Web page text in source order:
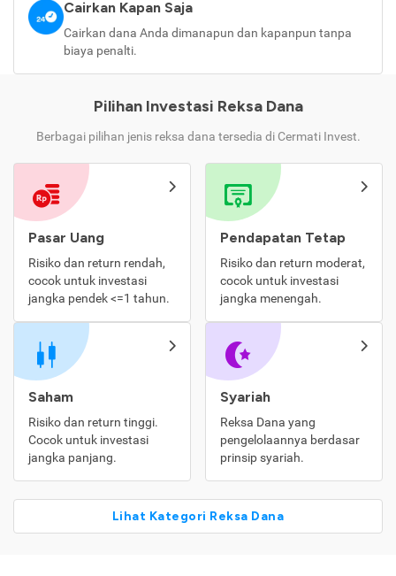
Cairkan Kapan Saja
Cairkan dana Anda dimanapun dan kapanpun tanpa
biaya penalti.
Pilihan Investasi Reksa Dana
Berbagai pilihan jenis reksa dana tersedia di Cermati Invest.
Pasar Uang
Risiko dan return rendah,
cocok untuk investasi
jangka pendek <=1 tahun.
Pendapatan Tetap
Risiko dan return moderat,
cocok untuk investasi
jangka menengah.
Saham
Risiko dan return tinggi.
Cocok untuk investasi
jangka panjang.
Syariah
Reksa Dana yang
pengelolaannya berdasar
prinsip syariah.
Lihat Kategori Reksa Dana